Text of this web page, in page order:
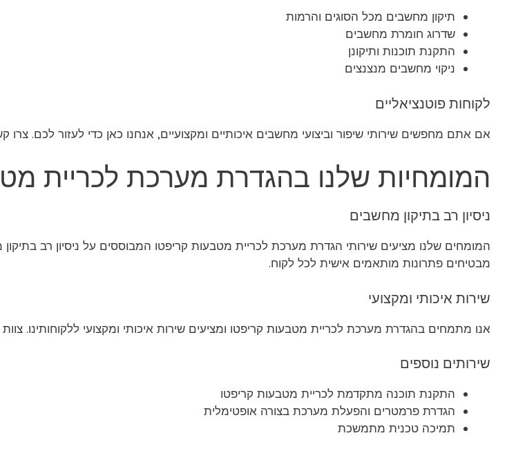
תיקון מחשבים מכל הסוגים והרמות
שדרוג חומרת מחשבים
התקנת תוכנות ותיקונן
ניקוי מחשבים מנצנצים
לקוחות פוטנציאליים
אם אתם מחפשים שירותי שיפור וביצועי מחשבים איכותיים ומקצועיים, אנחנו כאן כדי לעזור לכם.
המומחיות שלנו בהגדרת מערכת לכריית
ניסיון רב בתיקון מחשבים
המומחים שלנו מציעים שירותי הגדרת מערכת לכריית מטבעות קריפטו המבוססים על ניסיון רב
מבטיחים פתרונות מותאמים אישית לכל לקוח.
שירות איכותי ומקצועי
אנו מתמחים בהגדרת מערכת לכריית מטבעות קריפטו ומציעים שירות איכותי ומקצועי ללקוחותינו.
שירותים נוספים
התקנת תוכנה מתקדמת לכריית מטבעות קריפטו
הגדרת פרמטרים והפעלת מערכת בצורה אופטימלית
תמיכה טכנית מתמשכת